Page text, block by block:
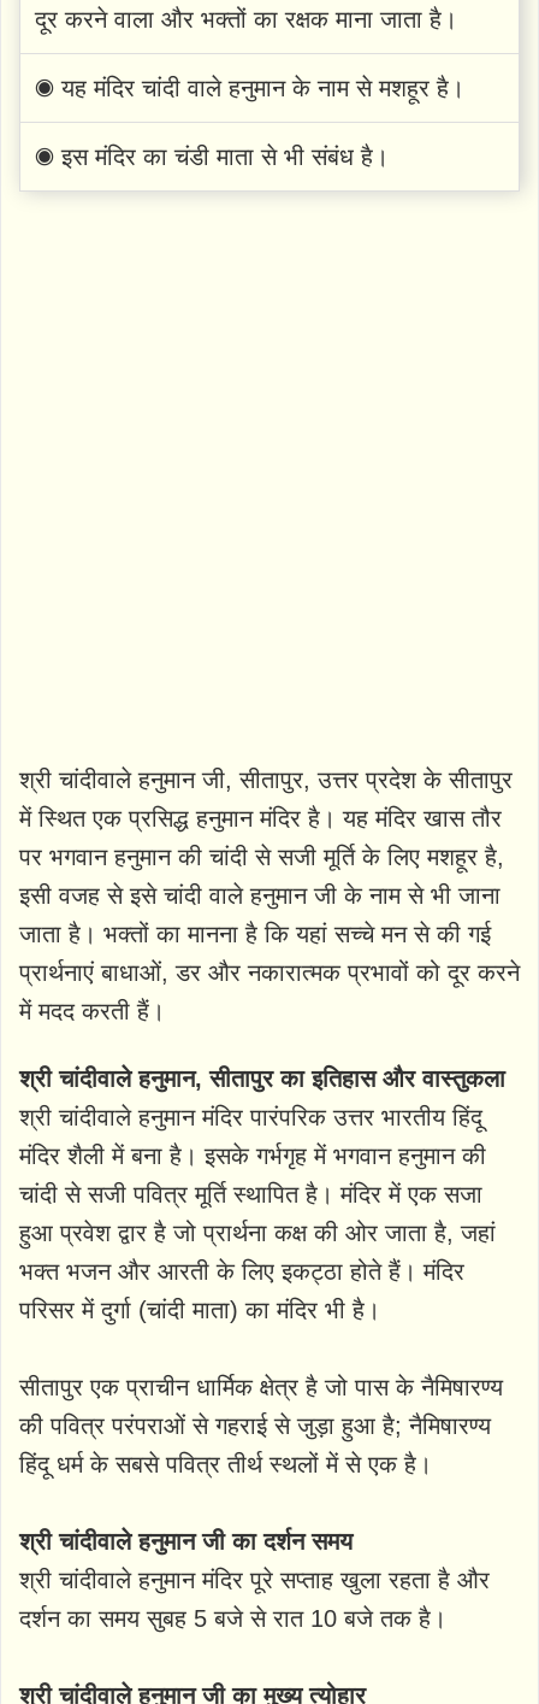
दूर करने वाला और भक्तों का रक्षक माना जाता है।
◉ यह मंदिर चांदी वाले हनुमान के नाम से मशहूर है।
◉ इस मंदिर का चंडी माता से भी संबंध है।
श्री चांदीवाले हनुमान जी, सीतापुर, उत्तर प्रदेश के सीतापुर
में स्थित एक प्रसिद्ध हनुमान मंदिर है। यह मंदिर खास तौर
पर भगवान हनुमान की चांदी से सजी मूर्ति के लिए मशहूर है,
इसी वजह से इसे चांदी वाले हनुमान जी के नाम से भी जाना
जाता है। भक्तों का मानना ​​है कि यहां सच्चे मन से की गई
प्रार्थनाएं बाधाओं, डर और नकारात्मक प्रभावों को दूर करने
में मदद करती हैं।
श्री चांदीवाले हनुमान, सीतापुर का इतिहास और वास्तुकला
श्री चांदीवाले हनुमान मंदिर पारंपरिक उत्तर भारतीय हिंदू
मंदिर शैली में बना है। इसके गर्भगृह में भगवान हनुमान की
चांदी से सजी पवित्र मूर्ति स्थापित है। मंदिर में एक सजा
हुआ प्रवेश द्वार है जो प्रार्थना कक्ष की ओर जाता है, जहां
भक्त भजन और आरती के लिए इकट्ठा होते हैं। मंदिर
परिसर में दुर्गा (चांदी माता) का मंदिर भी है।
सीतापुर एक प्राचीन धार्मिक क्षेत्र है जो पास के नैमिषारण्य
की पवित्र परंपराओं से गहराई से जुड़ा हुआ है; नैमिषारण्य
हिंदू धर्म के सबसे पवित्र तीर्थ स्थलों में से एक है।
श्री चांदीवाले हनुमान जी का दर्शन समय
श्री चांदीवाले हनुमान मंदिर पूरे सप्ताह खुला रहता है और
दर्शन का समय सुबह 5 बजे से रात 10 बजे तक है।
श्री चांदीवाले हनुमान जी का मुख्य त्योहार